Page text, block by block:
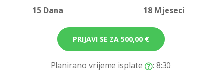
15 Dana 18 Mjeseci
PRIJAVI SE ZA 500,00 €
Planirano vrijeme isplate
: 8:30